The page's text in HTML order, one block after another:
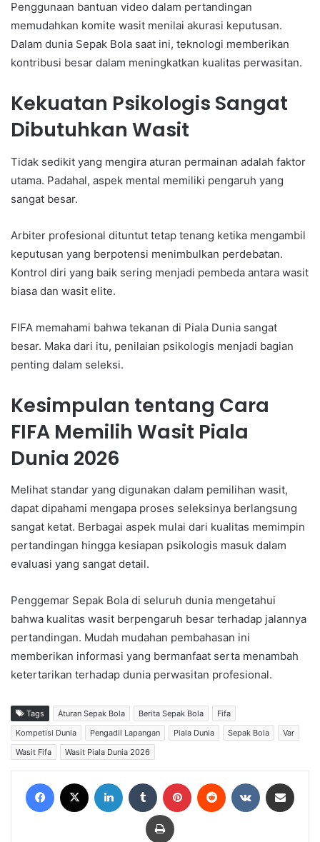
Penggunaan bantuan video dalam pertandingan
memudahkan komite wasit menilai akurasi keputusan.
Dalam dunia Sepak Bola saat ini, teknologi memberikan
kontribusi besar dalam meningkatkan kualitas perwasitan.
Kekuatan Psikologis Sangat
Dibutuhkan Wasit
Tidak sedikit yang mengira aturan permainan adalah faktor
utama. Padahal, aspek mental memiliki pengaruh yang
sangat besar.
Arbiter profesional dituntut tetap tenang ketika mengambil
keputusan yang berpotensi menimbulkan perdebatan.
Kontrol diri yang baik sering menjadi pembeda antara wasit
biasa dan wasit elite.
FIFA memahami bahwa tekanan di Piala Dunia sangat
besar. Maka dari itu, penilaian psikologis menjadi bagian
penting dalam seleksi.
Kesimpulan tentang Cara
FIFA Memilih Wasit Piala
Dunia 2026
Melihat standar yang digunakan dalam pemilihan wasit,
dapat dipahami mengapa proses seleksinya berlangsung
sangat ketat. Berbagai aspek mulai dari kualitas memimpin
pertandingan hingga kesiapan psikologis masuk dalam
evaluasi yang sangat detail.
Penggemar Sepak Bola di seluruh dunia mengetahui
bahwa kualitas wasit berpengaruh besar terhadap jalannya
pertandingan. Mudah mudahan pembahasan ini
memberikan informasi yang bermanfaat serta menambah
ketertarikan terhadap dunia perwasitan profesional.
Tags Aturan Sepak Bola Berita Sepak Bola
Fifa
Kompetisi Dunia
Pengadil Lapangan Piala Dunia Sepak Bola
Var
Wasit Fifa
Wasit Piala Dunia 2026
Print